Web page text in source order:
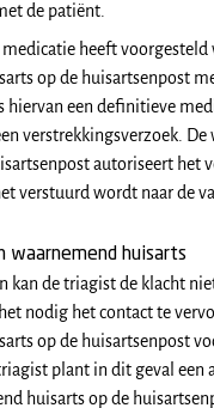
de patiënt.
heeft voorgesteld
op de huisartsenpost
hiervan een definitieve
verstrekkingsverzoek. De
autoriseert het
verstuurd wordt naar de
waarnemend huisarts
kan de triagist de klacht
nodig het contact te
op de huisartsenpost
plant in dit geval een
huisarts op de